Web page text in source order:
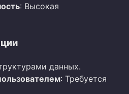
: Высокая
данных.
: Требуется